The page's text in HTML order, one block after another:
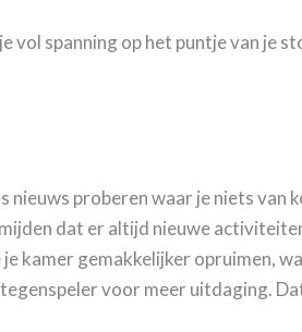
vol spanning op het puntje van
nieuws proberen waar je niets van
dat er altijd nieuwe
kamer gemakkelijker opruimen,
voor meer uitdaging.